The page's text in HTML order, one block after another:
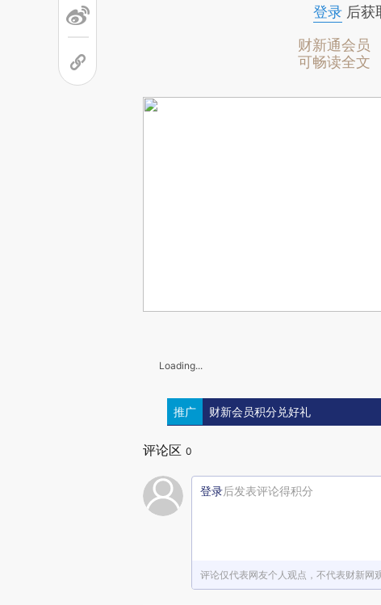
登录后获
财新通会员
可畅读全文
Loading...
推广 财新会员积分兑好礼
评论区 0
登录后发表评论得积分
评论仅代表网友个人观点，不代表财新网